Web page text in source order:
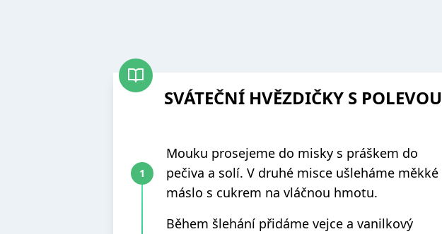
SVÁTEČNÍ HVĚZDIČKY S POLEVOU
Mouku prosejeme do misky s práškem do
pečiva a solí. V druhé misce ušleháme měkké
máslo s cukrem na vláčnou hmotu.
Během šlehání přidáme vejce a vanilkový